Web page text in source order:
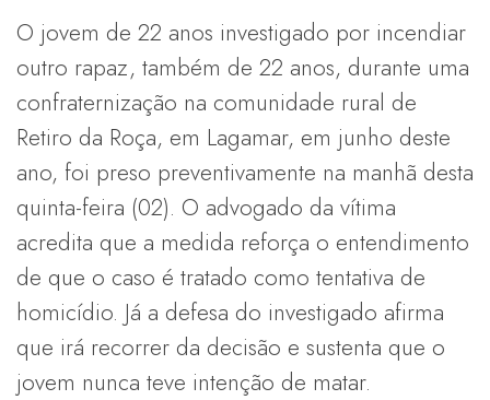
O jovem de 22 anos investigado por incendiar
outro rapaz, também de 22 anos, durante uma
confraternização na comunidade rural de
Retiro da Roça, em Lagamar, em junho deste
ano, foi preso preventivamente na manhã desta
quinta-feira (02). O advogado da vítima
acredita que a medida reforça o entendimento
de que o caso é tratado como tentativa de
homicídio. Já a defesa do investigado afirma
que irá recorrer da decisão e sustenta que o
jovem nunca teve intenção de matar.